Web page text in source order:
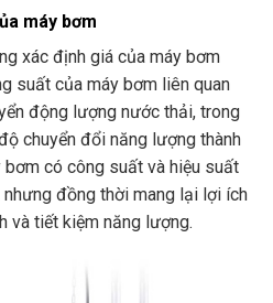
máy bơm
xác định giá của máy bơm
suất của máy bơm liên quan
động lượng nước thải, trong
chuyển đổi năng lượng thành
bơm có công suất và hiệu suất
đồng thời mang lại lợi ích
và tiết kiệm năng lượng.